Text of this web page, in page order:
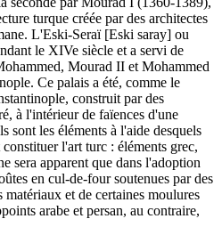
turque créée par des architectes
L'Eski-Seraï [Eski saray] ou
le XIVe siècle et a servi de
Mourad II et Mohammed
Ce palais a été, comme le
construit par des
à l'intérieur de faïences d'une
sont les éléments à l'aide desquels
l'art turc : éléments grec,
sera apparent que dans l'adoption
en cul-de-four soutenues par des
et de certaines moulures
arabe et persan, au contraire,